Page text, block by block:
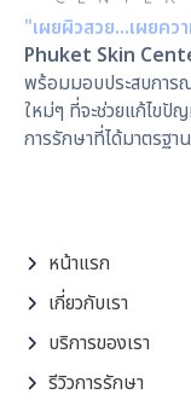
"เผยผิวสวย…เผยคว
Phuket Skin
พร้อมมอบประสบการ
ใหม่ๆ ที่จะช่วยแก้ไขปั
การรักษาที่ได้มาตรฐา
หน้าแรก
เกี่ยวกับเรา
บริการของเรา
รีวิวการรักษา